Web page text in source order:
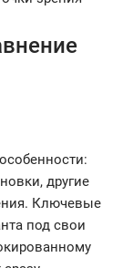
другие
Ключевые
под свои